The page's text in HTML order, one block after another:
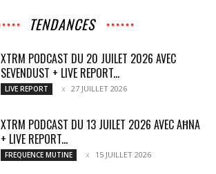
TENDANCES
XTRM PODCAST DU 20 JUILET 2026 AVEC
SEVENDUST + LIVE REPORT...
LIVE REPORT 27 JUILLET 2026
XTRM PODCAST DU 13 JUILET 2026 AVEC AĦNA
+ LIVE REPORT...
FREQUENCE MUTINE 15 JUILLET 2026